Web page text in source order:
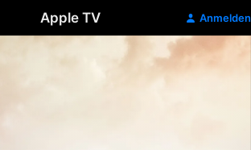
Apple TV Anmelden